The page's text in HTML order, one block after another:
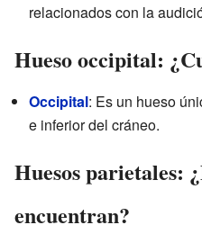
relacionados con la
Hueso occipital:
Occipital: Es un hueso
e inferior del cráneo.
Huesos parietales:
encuentran?